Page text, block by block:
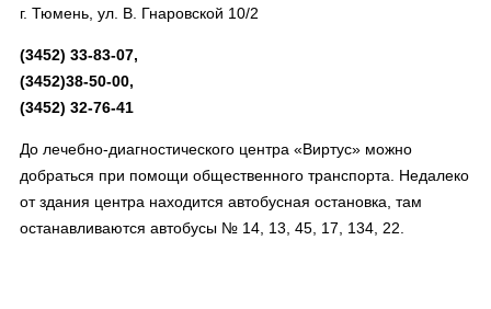
г. Тюмень, ул. В. Гнаровской 10/2
(3452) 33-83-07,
(3452)38-50-00,
(3452) 32-76-41
До лечебно-диагностического центра «Виртус» можно
добраться при помощи общественного транспорта. Недалеко
от здания центра находится автобусная остановка, там
останавливаются автобусы № 14, 13, 45, 17, 134, 22.